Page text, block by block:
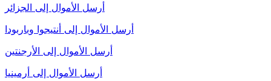
أرسل الأموال إلى الجزائر
أرسل الأموال إلى أنتيجوا وباربودا
أرسل الأموال إلى الأرجنتين
أرسل الأموال إلى أرمينيا